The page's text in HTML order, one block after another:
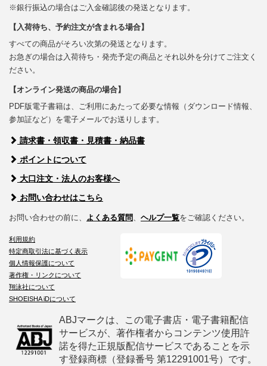
※銀行振込の場合はご入金確認後の発送となります。
【入荷待ち、予約注文が含まれる場合】
すべての商品がそろい次第の発送となります。
お急ぎの場合は入荷待ち・発売予定の商品とそれ以外を分けてご注文く
ださい。
【オンライン発送の商品の場合】
PDF版電子書籍は、ご利用にあたって必要な情報（ダウンロード情報、
参加証など）を電子メールでお送りします。
請求書・領収書・見積書・納品書
ポイントについて
大口注文・法人のお客様へ
お問い合わせはこちら
お問い合わせの前に、 よくある質問、 ヘルプ一覧をご確認ください。
利用規約
特定商取引法に基づく表示
個人情報保護について
著作権・リンクについて
翔泳社について
SHOEISHA iDについて
ABJマークは、この電子書店・電子書籍配信
サービスが、著作権者からコンテンツ使用許
諾を得た正規版配信サービスであることを示
す登録商標（登録番号 第12291001号）です。